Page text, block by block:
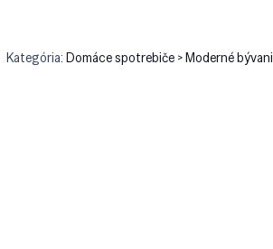
Kategória:Domáce spotrebiče > Moderné